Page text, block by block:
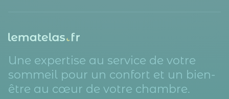
Une expertise au service de votre
sommeil pour un confort et un bien-
être au cœur de votre chambre.